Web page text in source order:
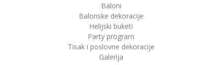
Baloni
Balonske dekoracije
Helijski buketi
Party program
Tisak i poslovne dekoracije
Galerija